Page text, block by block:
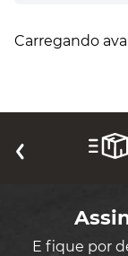
Carregando
E fique por